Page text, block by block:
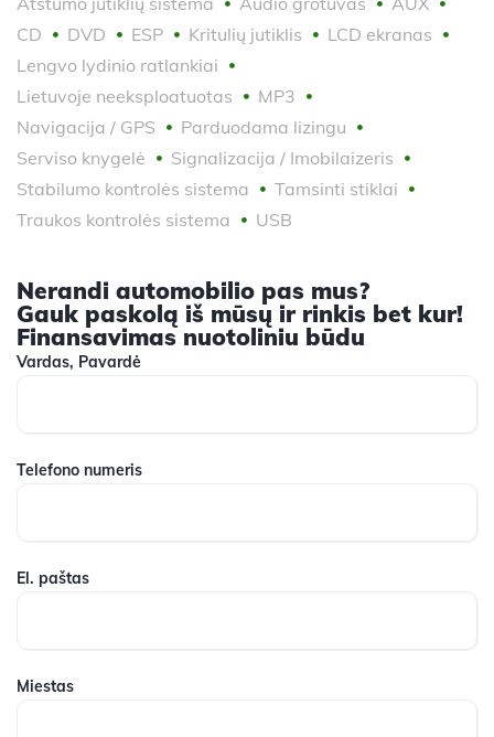
CD
DVD ESP Kritulių jutiklis
LCD ekranas
Lengvo lydinio ratlankiai
Lietuvoje neeksploatuotas
MP3
Navigacija / GPS
Parduodama lizingu
Serviso knygelė
Signalizacija / Imobilaizeris
Stabilumo kontrolės sistema
Tamsinti stiklai
Traukos kontrolės sistema
USB
Nerandi automobilio pas mus?
Gauk paskolą iš mūsų ir rinkis bet kur!
Finansavimas nuotoliniu būdu
Vardas, Pavardė
Telefono numeris
El. paštas
Miestas